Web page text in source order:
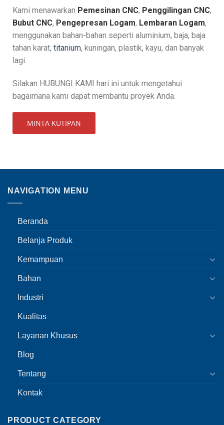
Kami menawarkan Pemesinan CNC, Penggilingan CNC,
Bubut CNC, Pengepresan Logam, Lembaran Logam,
menggunakan bahan-bahan seperti aluminium, baja, baja
tahan karat, titanium, kuningan, plastik, kayu, dan banyak
lagi.
Silakan HUBUNGI KAMI hari ini untuk mengetahui
bagaimana kami dapat membantu proyek Anda.
MINTA KUTIPAN
NAVIGATION MENU
Beranda
Belanja Produk
Kemampuan
Bahan
Industri
Kualitas
Layanan Khusus
Blog
Tentang
Kontak
PRODUCT CATEGORY